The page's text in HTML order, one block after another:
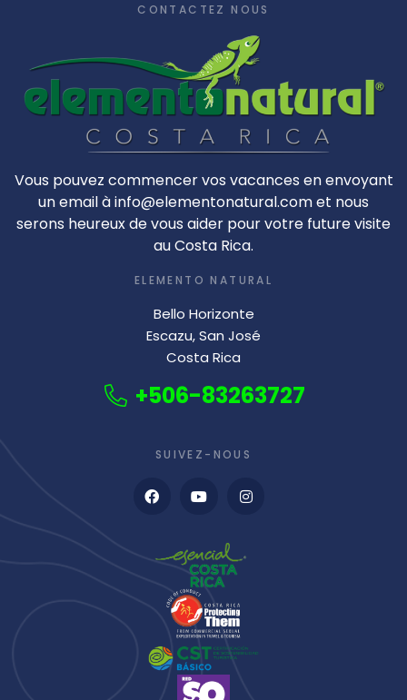
CONTACTEZ NOUS
Vous pouvez commencer vos vacances en envoyant
un email à info@elementonatural.com et nous
serons heureux de vous aider pour votre future visite
au Costa Rica.
ELEMENTO NATURAL
Bello Horizonte
Escazu, San José
Costa Rica
+506-83263727
SUIVEZ-NOUS